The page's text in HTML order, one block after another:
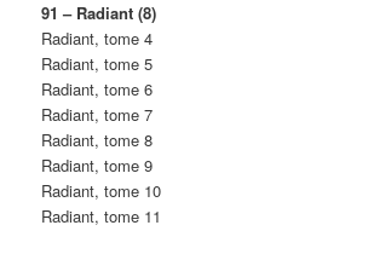
91 – Radiant (8)
Radiant, tome 4
Radiant, tome 5
Radiant, tome 6
Radiant, tome 7
Radiant, tome 8
Radiant, tome 9
Radiant, tome 10
Radiant, tome 11